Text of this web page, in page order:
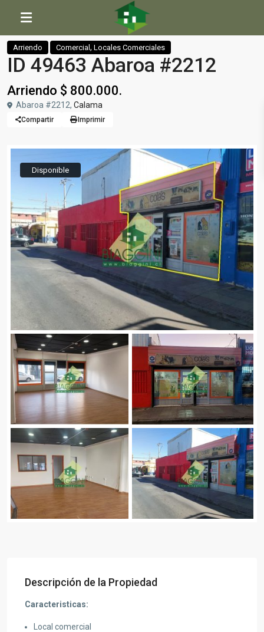
Inicio Locales Comerciales
Arriendo Comercial , Locales Comerciales
ID 49463 Abaroa #2212
Arriendo $ 800.000.
Abaroa #2212, Calama
Compartir Imprimir
Disponible
Descripción de la Propiedad
Caracteristicas:
Local comercial